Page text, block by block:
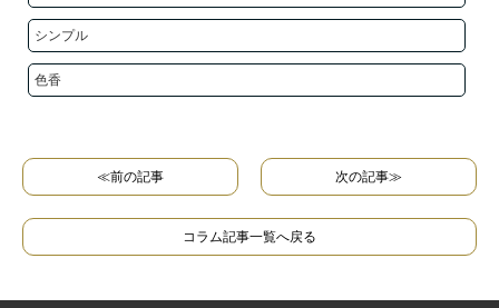
シンプル
色香
≪前の記事 次の記事≫
コラム記事一覧へ戻る